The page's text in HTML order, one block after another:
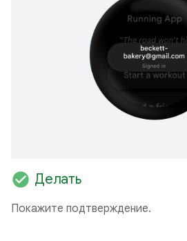
check_circle Делать
Покажите подтверждение.